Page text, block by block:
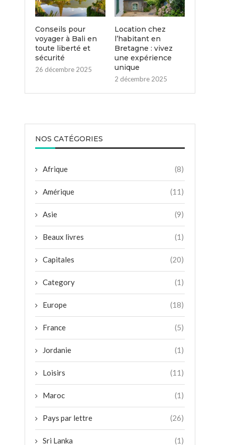
Conseils pour
voyager à Bali en
toute liberté et
sécurité
26 décembre 2025
Location chez
l’habitant en
Bretagne : vivez
une expérience
unique
2 décembre 2025
NOS CATÉGORIES
Afrique (8)
Amérique (11)
Asie (9)
Beaux livres (1)
Capitales (20)
Category (1)
Europe (18)
France (5)
Jordanie (1)
Loisirs (11)
Maroc (1)
Pays par lettre (26)
Sri Lanka (1)